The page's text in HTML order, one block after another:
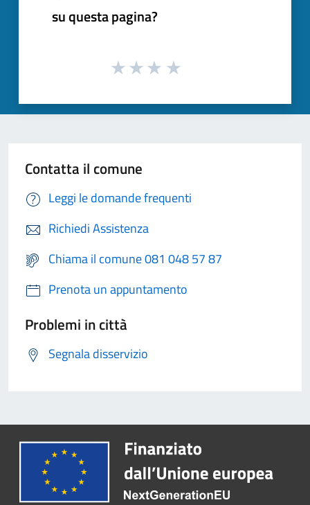
su questa pagina?
Contatta il comune
Leggi le domande frequenti
Richiedi Assistenza
Chiama il comune 081 048 57 87
Prenota un appuntamento
Problemi in città
Segnala disservizio